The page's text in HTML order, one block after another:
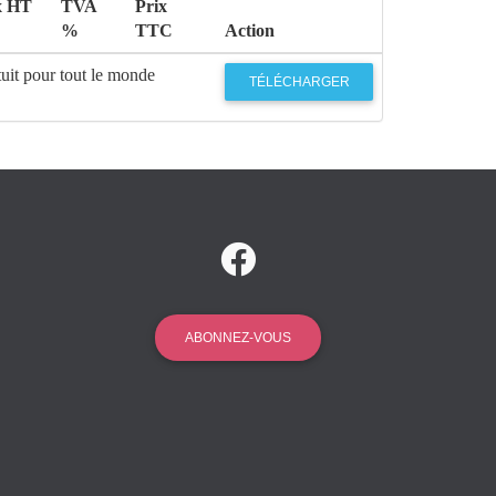
HT
TVA
%
Prix
TTC
Action
pour tout le monde TÉLÉCHARGER
ABONNEZ-VOUS